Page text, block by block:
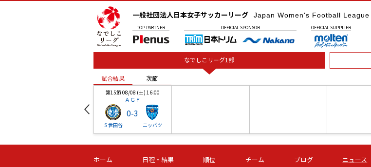
一般社団法人日本女子サッカーリーグ Japan Women's Football League
TOP PARTNER OFFICIAL SPONSOR OFFICIAL SUPPLIER
なでしこリーグ1部
試合結果 次節
第15節 08/08 (土) 16:00
ＡＧＦ
Ｓ世田谷
0-3
ニッパツ
第16節 09/05 (土) 15:00
ニッパツ
第16節 09/05 (土) 15:00
石人の星
第16節 09/05 (土) 16:00
ＡＧＦ いちご
試合結果 次節
ホーム 日程・結果 順位 チーム ブログ ニュース